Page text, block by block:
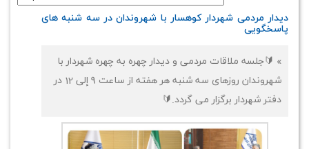
دیدار مردمی شهردار کوهسار با شهروندان در سه شنبه های
پاسخگویی
» 🔰جلسه ملاقات مردمی و دیدار چهره به چهره شهردار با
شهروندان روزهای سه شنبه هر هفته از ساعت 9 إلی 12 در
دفتر شهردار برگزار می گردد.🔰